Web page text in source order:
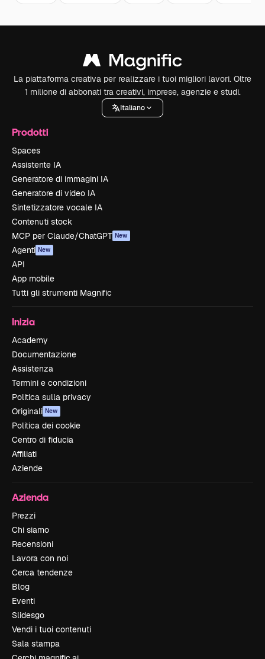
La piattaforma creativa per realizzare i tuoi migliori lavori. Oltre
1 milione di abbonati tra creativi, imprese, agenzie e studi.
Italiano
Prodotti
Spaces
Assistente IA
Generatore di immagini IA
Generatore di video IA
Sintetizzatore vocale IA
Contenuti stock
MCP per Claude/ChatGPT New
Agenti New
API
App mobile
Tutti gli strumenti Magnific
Inizia
Academy
Documentazione
Assistenza
Termini e condizioni
Politica sulla privacy
Originali New
Politica dei cookie
Centro di fiducia
Affiliati
Aziende
Azienda
Prezzi
Chi siamo
Recensioni
Lavora con noi
Cerca tendenze
Blog
Eventi
Slidesgo
Vendi i tuoi contenuti
Sala stampa